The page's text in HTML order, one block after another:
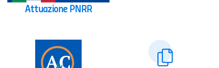
Attuazione PNRR